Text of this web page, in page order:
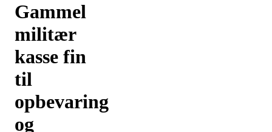
Gammel
militær
kasse fin
til
opbevaring
og